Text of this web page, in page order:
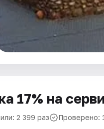
17% на
2 399 раз Проверено: